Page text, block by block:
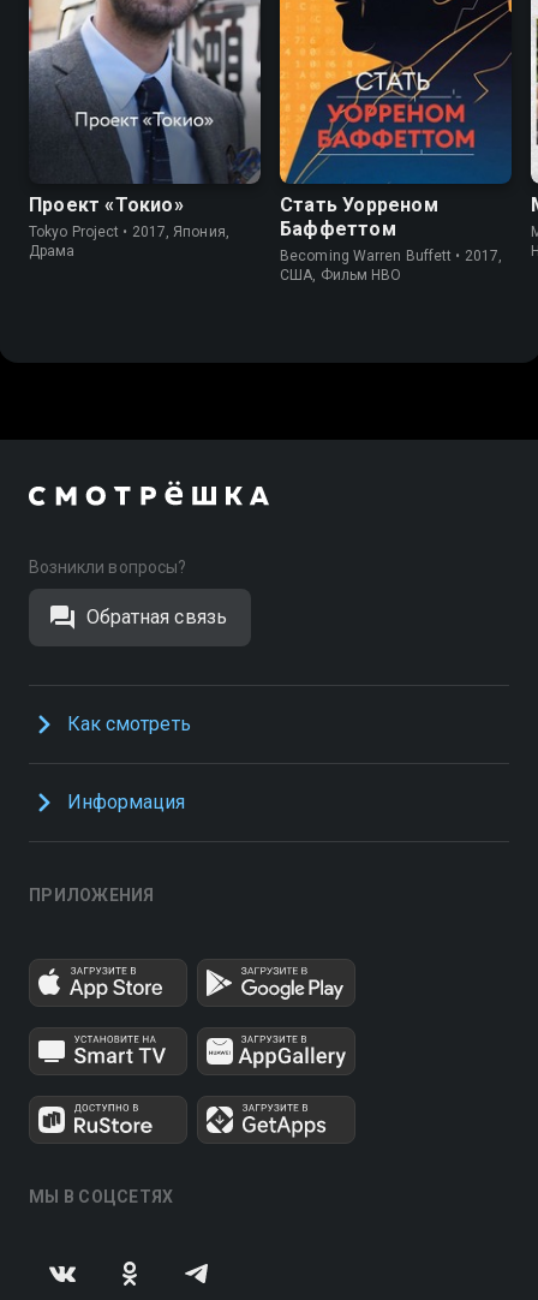
6.7 6.5
Проект «Токио»
Tokyo Project • 2017, Япония,
Драма
7.8 7.4
Стать Уорреном
Баффеттом
Becoming Warren Buffett • 2017,
США, Фильм HBO
Возникли вопросы?
Обратная связь
Как смотреть
Информация
ПРИЛОЖЕНИЯ
МЫ В СОЦСЕТЯХ